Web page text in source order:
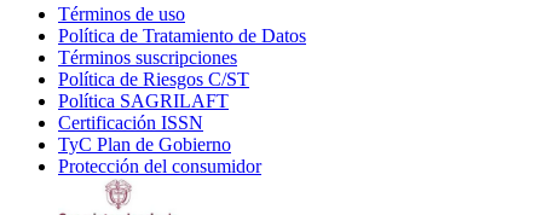
Términos de uso
in
new
window
Política de Tratamiento de Datos
Términos suscripciones
in
Política de Riesgos C/ST
Política SAGRILAFT
new
window
Certificación ISSN
in
new
TyC Plan de Gobierno
in
Protección del consumidorOpens